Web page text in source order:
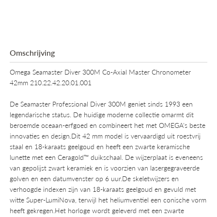
Omschrijving
Omega Seamaster Diver 300M Co-Axial Master Chronometer
42mm 210.22.42.20.01.001
De Seamaster Professional Diver 300M geniet sinds 1993 een
legendarische status. De huidige moderne collectie omarmt dit
beroemde oceaan-erfgoed en combineert het met OMEGA's beste
innovaties en design.Dit 42 mm model is vervaardigd uit roestvrij
staal en 18-karaats geelgoud en heeft een zwarte keramische
lunette met een Ceragold™ duikschaal. De wijzerplaat is eveneens
van gepolijst zwart keramiek en is voorzien van lasergegraveerde
golven en een datumvenster op 6 uur.De skeletwijzers en
verhoogde indexen zijn van 18-karaats geelgoud en gevuld met
witte Super-LumiNova, terwijl het heliumventiel een conische vorm
heeft gekregen.Het horloge wordt geleverd met een zwarte